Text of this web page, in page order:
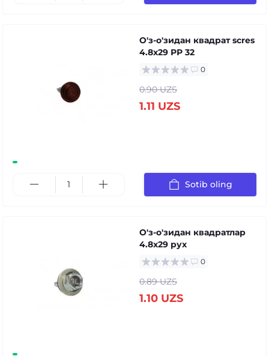
О'з-о'зидан квадрат scres
4.8x29 РР 32
0
0.90 UZS
1.11 UZS
Sotib oling
О'з-о'зидан квадратлар
4.8x29 руx
0
0.89 UZS
1.10 UZS